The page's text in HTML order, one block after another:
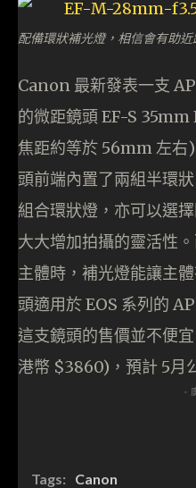
配備環狀補光燈，相信會有助近
Canon 最新發表一支
的微距鏡頭 EF-S
焦距約等於 56mm 左右
頭前端內置了兩組半環
組合環狀燈，亦可以選
大大增加拍攝的靈活性
主體時，補光燈能讓主
頭適用於 EOS 系列的
這支鏡頭的售價並不便
港幣 $3860)，預計 5月
-
Tags: Canon